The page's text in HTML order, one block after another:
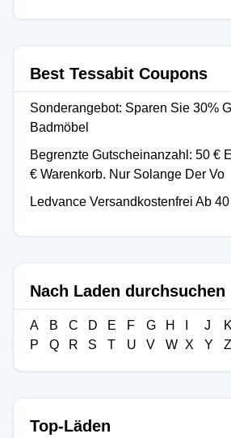
Best Tessabit Coupons
Sonderangebot: Sparen Sie 30%
Badmöbel
Begrenzte Gutscheinanzahl: 50 €
€ Warenkorb. Nur Solange Der Vo
Ledvance Versandkostenfrei Ab
Nach Laden durchsuchen
A B C D E F G H J K
P
Q R S T U V W X Y Z
Top-Läden